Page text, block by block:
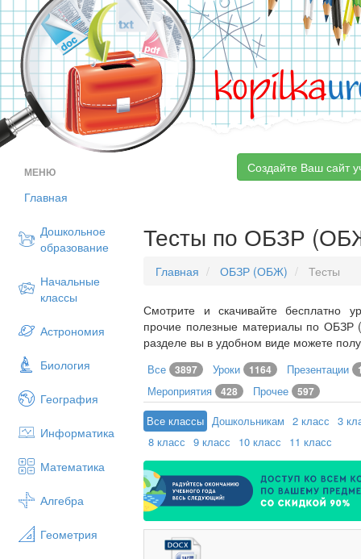
kopilka
МЕНЮ
Главная
Дошкольное
образование
Начальные
классы
Астрономия
Биология
География
Информатика
Математика
Алгебра
Геометрия
Создайте Ваш сайт
Тесты по ОБЗР
Главная ОБЗР (ОБЖ) Тесты
Смотрите и скачивайте бесплатно
прочие полезные материалы по
разделе вы в удобном виде можете
Все 3897 Уроки 1164 Презентации
Мероприятия 428 Прочее 597
Все классы Дошкольникам 2 класс 3
8 класс 9 класс 10 класс 11 класс